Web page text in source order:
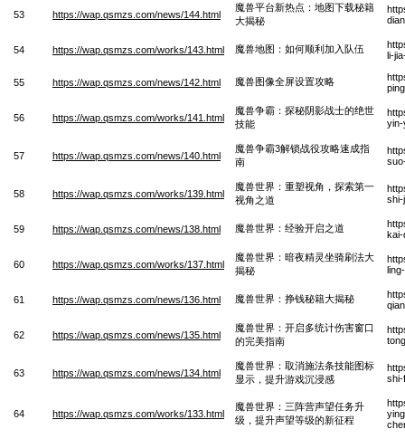
53 https://wap.qsmzs.com/news/144.html
魔兽平台新热点：地图下载秘籍
大揭秘
54 https://wap.qsmzs.com/works/143.html 魔兽地图：如何顺利加入队伍
li-
55 https://wap.qsmzs.com/news/142.html 魔兽图像全屏设置攻略
56 https://wap.qsmzs.com/works/141.html
魔兽争霸：探秘阴影战士的绝世
技能
yin-
57 https://wap.qsmzs.com/news/140.html
魔兽争霸3解锁战役攻略速成指
南
58 https://wap.qsmzs.com/works/139.html
魔兽世界：重塑视角，探索第一
视角之道
shi-
59 https://wap.qsmzs.com/news/138.html 魔兽世界：经验开启之道
kai-
60 https://wap.qsmzs.com/works/137.html
魔兽世界：暗夜精灵坐骑刷法大
揭秘
61 https://wap.qsmzs.com/news/136.html 魔兽世界：挣钱秘籍大揭秘
62 https://wap.qsmzs.com/news/135.html
魔兽世界：开启多统计伤害窗口
的完美指南
63 https://wap.qsmzs.com/news/134.html
魔兽世界：取消施法条技能图标
显示，提升游戏沉浸感
shi-
64 https://wap.qsmzs.com/works/133.html
魔兽世界：三阵营声望任务升
级，提升声望等级的新征程